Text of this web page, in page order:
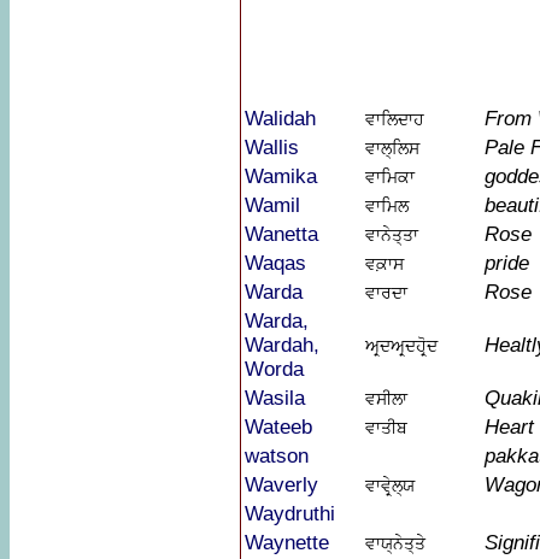
Walidah ਵਾਲਿਦਾਹ
From
Wallis
ਵਾਲ੍ਲਿਸ
Pale
Wamika
ਵਾਮਿਕਾ
Wamil
ਵਾਮਿਲ
Wanetta
ਵਾਨੇਤ੍ਤਾ
Rose
Waqas
ਵਕ਼ਾਸ
pride
Warda
ਵਾਰਦਾ
Rose
Warda,
Wardah,
Worda
ਅਰ੍ਦਅਰ੍ਦਹੋਰ੍ਦ
Wasila ਵਸੀਲਾ
Wateeb
ਵਾਤੀਬ
Heart
watson
Waverly
ਵਾਵੇਰ੍ਲ੍ਯ
Waydruthi
Waynette
ਵਾਯ੍ਨੇਤ੍ਤੇ